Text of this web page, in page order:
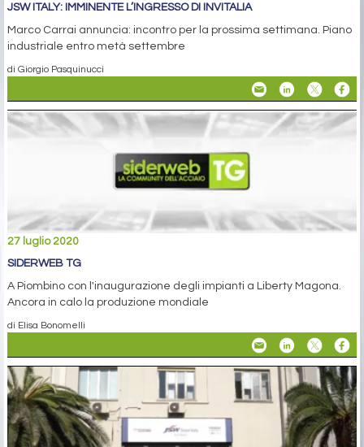
JSW ITALY: IMMINENTE L’INGRESSO DI INVITALIA
Marco Carrai annuncia: incontro per la prossima settimana. Piano
industriale entro metà settembre
di Giorgio Pasquinucci
27 luglio 2020
SIDERWEB TG
A Piombino con l'inaugurazione degli impianti a Liberty Magona.
Ancora in calo la produzione mondiale
di Elisa Bonomelli